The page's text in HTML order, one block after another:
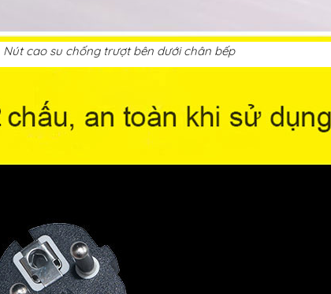
Nút cao su chống trượt bên dưới chân bếp